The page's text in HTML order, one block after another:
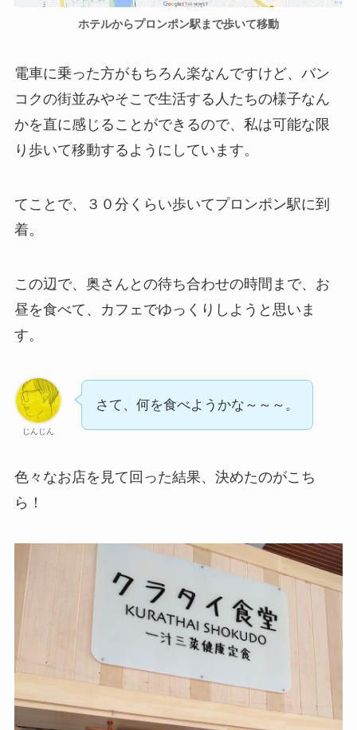
ホテルからプロンポン駅まで歩いて移動
電車に乗った方がもちろん楽なんですけど、バン
コクの街並みやそこで生活する人たちの様子なん
かを直に感じることができるので、私は可能な限
り歩いて移動するようにしています。
てことで、３０分くらい歩いてプロンポン駅に到
着。
この辺で、奥さんとの待ち合わせの時間まで、お
昼を食べて、カフェでゆっくりしようと思いま
す。
じんじん
さて、何を食べようかな～～～。
色々なお店を見て回った結果、決めたのがこち
ら！